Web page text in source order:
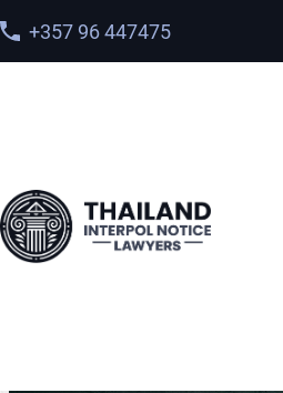
+357 96 447475
หน้าแรก>ทีมของเรา
> Ahmed Abdelaziem Mahmoud